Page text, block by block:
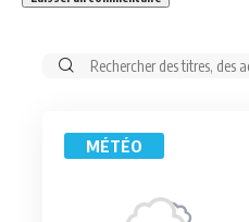
Rechercher:
MÉTÉO